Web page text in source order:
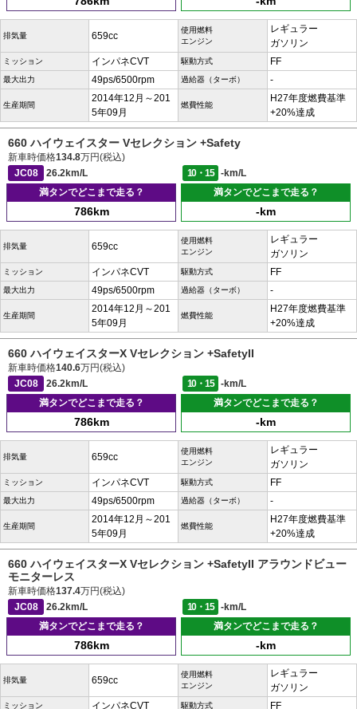
排気量 659cc
使用燃料
エンジン
レギュラー
ガソリン
ミッション インパネCVT 駆動方式 FF
最大出力 49ps/6500rpm 過給器（ターボ） -
生産期間
2014年12月～201
5年09月
燃費性能
H27年度燃費基準
+20%達成
660 ハイウェイスター Vセレクション +Safety
新車時価格134.8万円(税込)
JC08
26.2km/L 10・15
-km/L
満タンでどこまで走る？
786km
満タンでどこまで走る？
-km
排気量 659cc
使用燃料
エンジン
レギュラー
ガソリン
ミッション インパネCVT 駆動方式 FF
最大出力 49ps/6500rpm 過給器（ターボ） -
生産期間
2014年12月～201
5年09月
燃費性能
H27年度燃費基準
+20%達成
660 ハイウェイスターX Vセレクション +SafetyII
新車時価格140.6万円(税込)
JC08
26.2km/L 10・15
-km/L
満タンでどこまで走る？
786km
満タンでどこまで走る？
-km
排気量 659cc
使用燃料
エンジン
レギュラー
ガソリン
ミッション インパネCVT 駆動方式 FF
最大出力 49ps/6500rpm 過給器（ターボ） -
生産期間
2014年12月～201
5年09月
燃費性能
H27年度燃費基準
+20%達成
660 ハイウェイスターX Vセレクション +SafetyII アラウンドビュー
モニターレス
新車時価格137.4万円(税込)
JC08
26.2km/L 10・15
-km/L
満タンでどこまで走る？
786km
満タンでどこまで走る？
-km
排気量 659cc
使用燃料
エンジン
レギュラー
ガソリン
ミッション インパネCVT 駆動方式 FF